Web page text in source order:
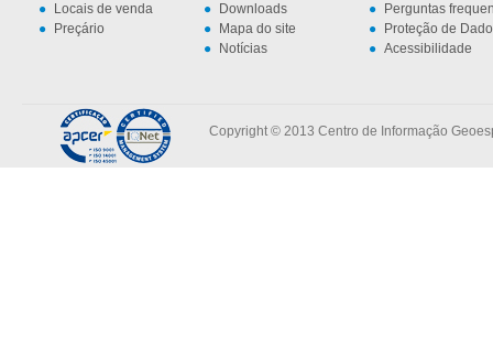
Locais de venda
Preçário
Downloads
Mapa do site
Notícias
Perguntas
Proteção de
Acessibilidade
Copyright © 2013 Centro de Informação